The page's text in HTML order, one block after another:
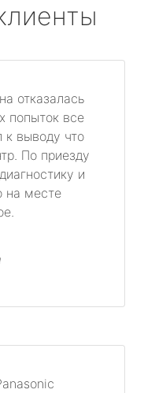
отказалась
попыток все
выводу что
По приезду
и
на месте